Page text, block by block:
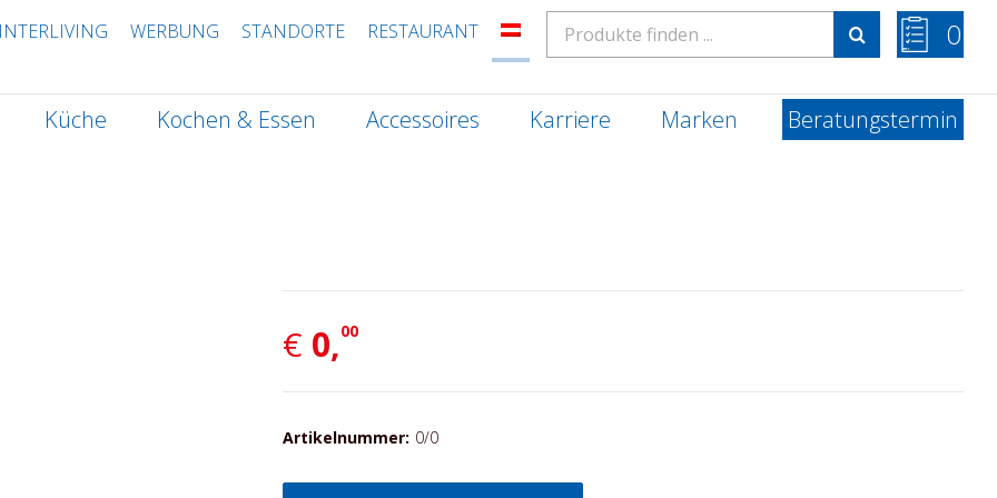
INTERLIVING WERBUNG STANDORTE RESTAURANT 0
Search
Küche Kochen & Essen Accessoires Karriere Marken Beratungstermin
€ 0,00
Artikelnummer: 0/0